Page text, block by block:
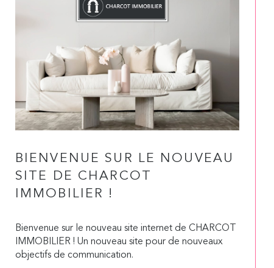
BIENVENUE SUR LE NOUVEAU
SITE DE CHARCOT
IMMOBILIER !
Bienvenue sur le nouveau site internet de CHARCOT
IMMOBILIER ! Un nouveau site pour de nouveaux
objectifs de communication.